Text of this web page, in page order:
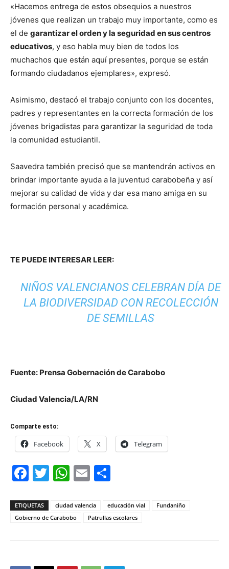
«Hacemos entrega de estos obsequios a nuestros
jóvenes que realizan un trabajo muy importante, como es
el de garantizar el orden y la seguridad en sus centros
educativos, y eso habla muy bien de todos los
muchachos que están aquí presentes, porque se están
formando ciudadanos ejemplares», expresó.
Asimismo, destacó el trabajo conjunto con los docentes,
padres y representantes en la correcta formación de los
jóvenes brigadistas para garantizar la seguridad de toda
la comunidad estudiantil.
Saavedra también precisó que se mantendrán activos en
brindar importante ayuda a la juventud carabobeña y así
mejorar su calidad de vida y dar esa mano amiga en su
formación personal y académica.
TE PUEDE INTERESAR LEER:
NIÑOS VALENCIANOS CELEBRAN DÍA DE
LA BIODIVERSIDAD CON RECOLECCIÓN
DE SEMILLAS
Fuente: Prensa Gobernación de Carabobo
Ciudad Valencia/LA/RN
Comparte esto:
Facebook X Telegram
Facebook
Twitter
WhatsApp
Email
ETIQUETAS ciudad valencia educación vial
Fundaniño
Gobierno de Carabobo
Patrullas escolares